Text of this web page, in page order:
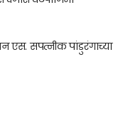
एस. सपत्नीक पांडुरंगाच्या